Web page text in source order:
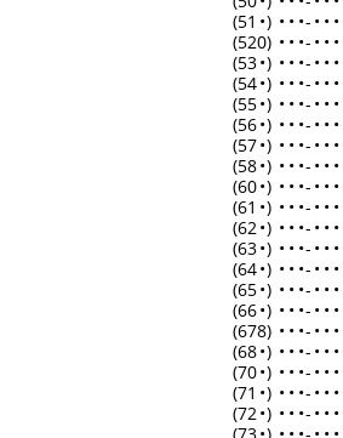
(51 •) • • •- • • •
(520) • • •- • • •
(53•) • • •- • • •
(54•) • • •- • • •
(55•) • • •- • • •
(56•) • • •- • • •
(57•) • • •- • • •
(58•) • • •- • • •
(60•) • • •- • • •
(61 •) • • •- • • •
(62•) • • •- • • •
(63•) • • •- • • •
(64•) • • •- • • •
(65•) • • •- • • •
(66•) • • •- • • •
(678) • • •- • • •
(68•) • • •- • • •
(70•) • • •- • • •
(71 •) • • •- • • •
(72•) • • •- • • •